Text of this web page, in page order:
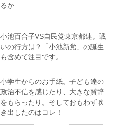
るか
小池百合子VS自民党東京都連。戦
いの行方は？「小池新党」の誕生
も含めて注目です。
小学生からのお手紙。子ども達の
政治不信を感じたり、大きな賛辞
をもらったり。そしておもわず吹
き出したのはコレ！